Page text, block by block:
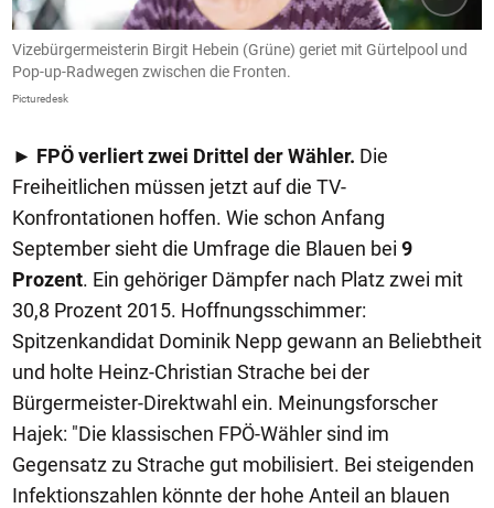
Vizebürgermeisterin Birgit Hebein (Grüne) geriet mit Gürtelpool und
Pop-up-Radwegen zwischen die Fronten.
Picturedesk
► FPÖ verliert zwei Drittel der Wähler. Die
Freiheitlichen müssen jetzt auf die TV-
Konfrontationen hoffen. Wie schon Anfang
September sieht die Umfrage die Blauen bei 9
Prozent. Ein gehöriger Dämpfer nach Platz zwei mit
30,8 Prozent 2015. Hoffnungsschimmer:
Spitzenkandidat Dominik Nepp gewann an Beliebtheit
und holte Heinz-Christian Strache bei der
Bürgermeister-Direktwahl ein. Meinungsforscher
Hajek: "Die klassischen FPÖ-Wähler sind im
Gegensatz zu Strache gut mobilisiert. Bei steigenden
Infektionszahlen könnte der hohe Anteil an blauen